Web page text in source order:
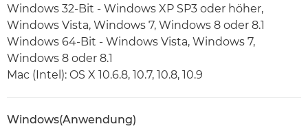
Windows 32-Bit - Windows XP SP3 oder höher,
Windows Vista, Windows 7, Windows 8 oder 8.1
Windows 64-Bit - Windows Vista, Windows 7,
Windows 8 oder 8.1
Mac (Intel): OS X 10.6.8, 10.7, 10.8, 10.9
Windows(Anwendung)